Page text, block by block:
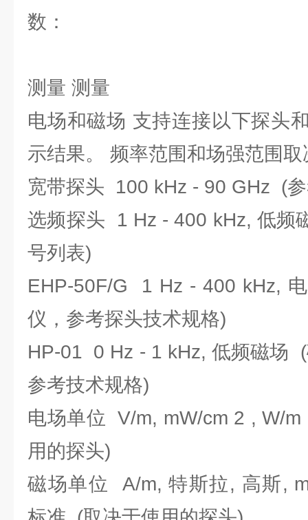
数：
测量 测量
电场和磁场 支持连接以下探头
示结果。 频率范围和场强范围
宽带探头 100 kHz - 90 GHz (
选频探头 1 Hz - 400 kHz, 低频
号列表)
EHP-50F/G 1 Hz - 400 kHz,
仪，参考探头技术规格)
HP-01 0 Hz - 1 kHz, 低频磁场
参考技术规格)
电场单位 V/m, mW/cm 2 , W/
用的探头)
磁场单位 A/m, 特斯拉, 高斯,